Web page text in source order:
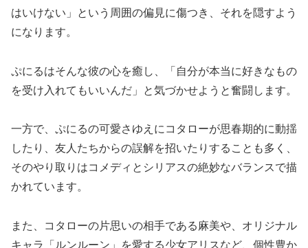
はいけない」という周囲の偏見に傷つき、それを隠すよう
になります。
ぷにるはそんな彼の心を癒し、「自分が本当に好きなもの
を受け入れてもいいんだ」と気づかせようと奮闘します。
一方で、ぷにるの可愛さゆえにコタローが思春期的に動揺
したり、友人たちからの誤解を招いたりすることも多く、
そのやり取りはコメディとシリアスの絶妙なバランスで描
かれています。
また、コタローの片思いの相手である麻美や、オリジナル
キャラ「ルンルーン」を愛する少女アリスなど、個性豊か